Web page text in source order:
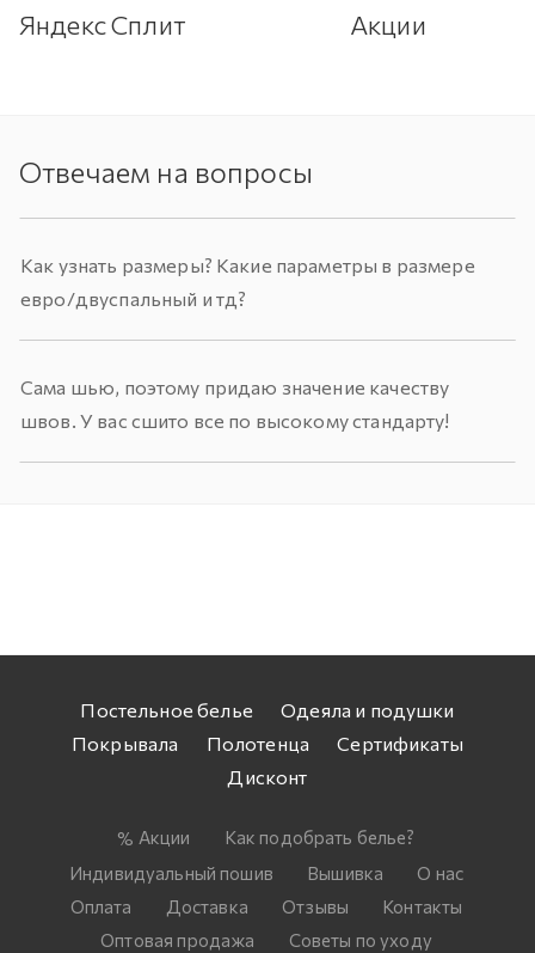
Яндекс Сплит Акции
Отвечаем на вопросы
Как узнать размеры? Какие параметры в размере
евро/двуспальный и тд?
Сама шью, поэтому придаю значение качеству
швов. У вас сшито все по высокому стандарту!
Постельное белье
Одеяла и подушки
Покрывала
Полотенца
Сертификаты
Дисконт
Акции
Как подобрать белье?
Индивидуальный пошив
Вышивка
О нас
Оплата
Доставка Отзывы
Контакты
Оптовая продажа
Советы по уходу